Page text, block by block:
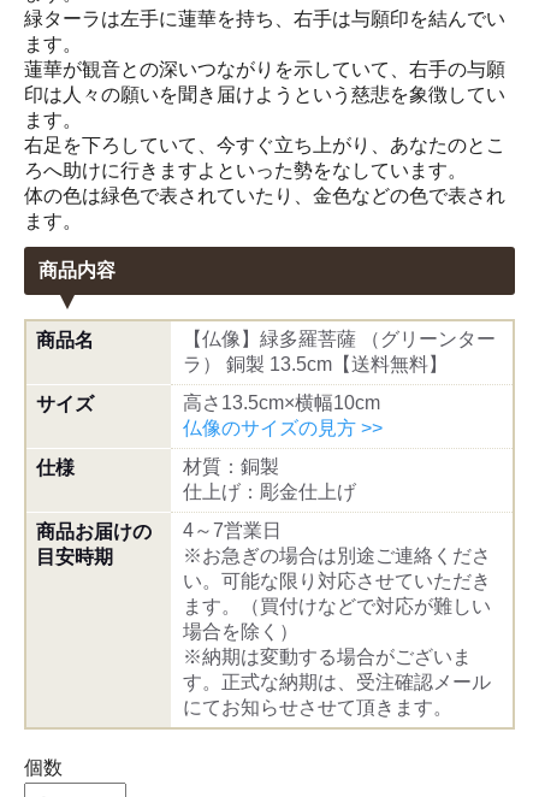
緑ターラは左手に蓮華を持ち、右手は与願印を結んでい
ます。
蓮華が観音との深いつながりを示していて、右手の与願
印は人々の願いを聞き届けようという慈悲を象徴してい
ます。
右足を下ろしていて、今すぐ立ち上がり、あなたのとこ
ろへ助けに行きますよといった勢をなしています。
体の色は緑色で表されていたり、金色などの色で表され
ます。
商品内容
商品名
【仏像】緑多羅菩薩 （グリーンター
ラ） 銅製 13.5cm【送料無料】
サイズ
高さ13.5cm×横幅10cm
仏像のサイズの見方 >>
仕様
材質：銅製
仕上げ：彫金仕上げ
商品お届けの
目安時期
4～7営業日
※お急ぎの場合は別途ご連絡くださ
い。可能な限り対応させていただき
ます。（買付けなどで対応が難しい
場合を除く）
※納期は変動する場合がございま
す。正式な納期は、受注確認メール
にてお知らせさせて頂きます。
個数